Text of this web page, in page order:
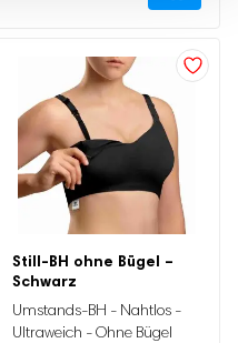
Still-BH ohne Bügel –
Schwarz
Umstands-BH - Nahtlos -
Ultraweich - Ohne Bügel
Ursprünglicher
war:
59.95
Aktueller
ist:
29.95.